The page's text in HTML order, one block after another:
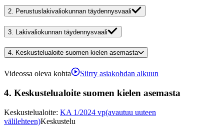
2. Perustuslakivaliokunnan täydennysvaali
3. Lakivaliokunnan täydennysvaali
4. Keskustelualoite suomen kielen asemasta
Videossa oleva kohta Siirry asiakohdan alkuun
4. Keskustelualoite suomen kielen asemasta
Keskustelualoite: KA 1/2024 vp(avautuu uuteen
välilehteen)Keskustelu